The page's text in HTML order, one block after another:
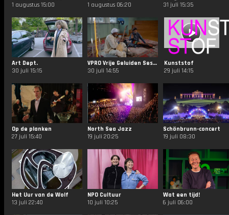
1 augustus 15:00
1 augustus 06:20
31 juli 15:35
Art Dept.
30 juli 15:15
VPRO Vrije Geluiden Sessies
30 juli 14:55
Kunststof
29 juli 14:15
Op de planken
27 juli 15:40
North Sea Jazz
19 juli 20:25
Schönbrunn-concert
19 juli 08:30
Het Uur van de Wolf
13 juli 22:40
NPO Cultuur
10 juli 10:25
Wat een tijd!
6 juli 06:00